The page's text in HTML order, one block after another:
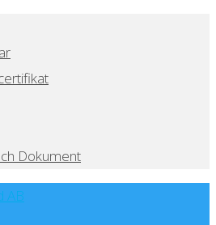
Dokument